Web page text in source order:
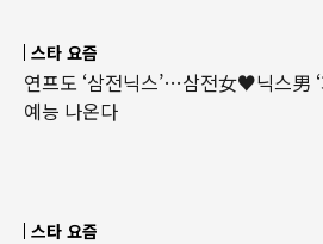
스타 요즘
연프도 ‘삼전닉스’…삼전女♥닉스男 ‘
예능 나온다
스타 요즘